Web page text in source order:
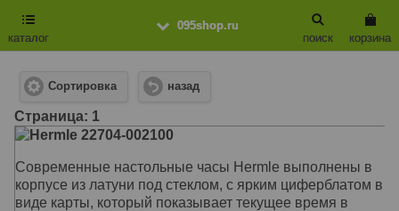
095shop.ru
каталог
корзина
поиск
Сортировка назад
Cтраница: 1
Hermle 22704-002100
Современные настольные часы Hermle выполнены в
корпусе из латуни под стеклом, с ярким циферблатом в
виде карты, который показывает текущее время в